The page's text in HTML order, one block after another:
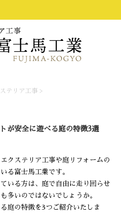
テリア工事 >
が安全に遊べる庭の特徴3選
クステリア工事や庭リフォームの
る富士馬工業です。
いる方は、庭で自由に走り回らせ
多いのではないでしょうか。
庭の特徴を3つご紹介いたしま